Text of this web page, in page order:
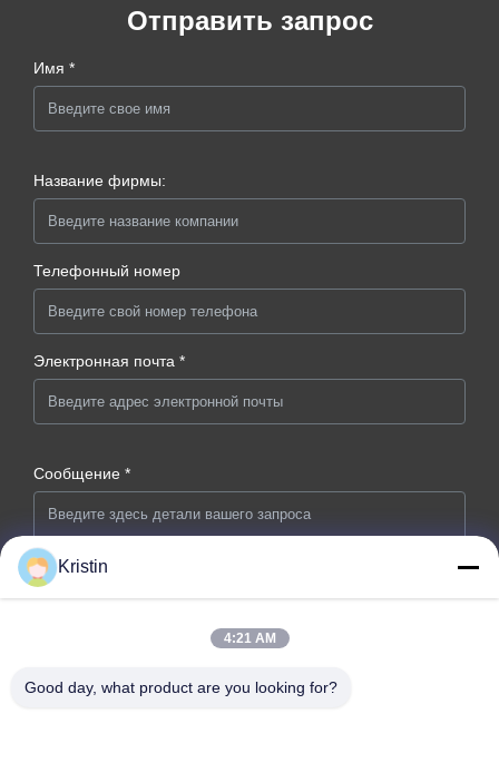
Отправить запрос
Имя *
Название фирмы:
Телефонный номер
Электронная почта *
Сообщение *
Отправить сейчас
Kristin
4:21 AM
Good day, what product are you looking for?